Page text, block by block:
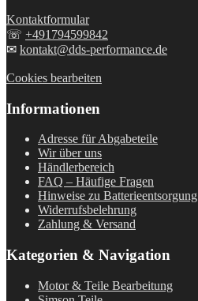
Kontaktformular
☏ +491794599842
✉ kontakt@dds-performance.de
Cookies bearbeiten
Informationen
Adresse für Abgabeteile
Wir über uns
Händlerbereich
FAQ – Häufige Fragen
Hinweise zu Batterieentsorgung
Widerrufsbelehrung
Zahlung & Versand
Kategorien & Navigation
Motor & Teile Bearbeitung